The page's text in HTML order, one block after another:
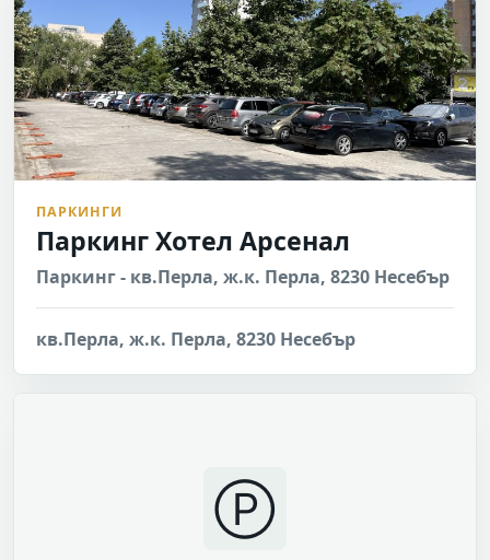
ПАРКИНГИ
Паркинг Хотел Арсенал
Паркинг - кв.Перла, ж.к. Перла, 8230 Несебър
кв.Перла, ж.к. Перла, 8230 Несебър
Ⓟ